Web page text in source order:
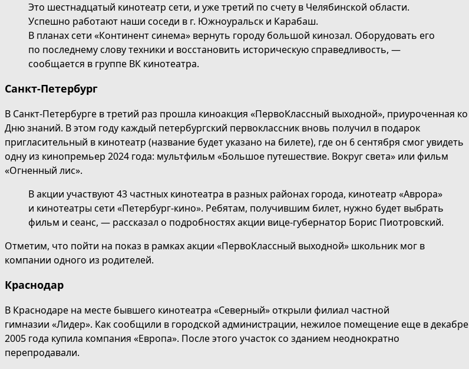
Это шестнадцатый кинотеатр сети, и уже третий по счету в Челябинской области.
Успешно работают наши соседи в г. Южноуральск и Карабаш.
В планах сети «Континент синема» вернуть городу большой кинозал. Оборудовать его
по последнему слову техники и восстановить историческую справедливость, —
сообщается в группе ВК кинотеатра.
Санкт-Петербург
В Санкт-Петербурге в третий раз прошла киноакция «ПервоКлассный выходной», приуроченная ко
Дню знаний. В этом году каждый петербургский первоклассник вновь получил в подарок
пригласительный в кинотеатр (название будет указано на билете), где он 6 сентября смог увидеть
одну из кинопремьер 2024 года: мультфильм «Большое путешествие. Вокруг света» или фильм
«Огненный лис».
В акции участвуют 43 частных кинотеатра в разных районах города, кинотеатр «Аврора»
и кинотеатры сети «Петербург-кино». Ребятам, получившим билет, нужно будет выбрать
фильм и сеанс, — рассказал о подробностях акции вице-губернатор Борис Пиотровский.
Отметим, что пойти на показ в рамках акции «ПервоКлассный выходной» школьник мог в
компании одного из родителей.
Краснодар
В Краснодаре на месте бывшего кинотеатра «Северный» открыли филиал частной
гимназии «Лидер». Как сообщили в городской администрации, нежилое помещение еще в декабре
2005 года купила компания «Европа». После этого участок со зданием неоднократно
перепродавали.